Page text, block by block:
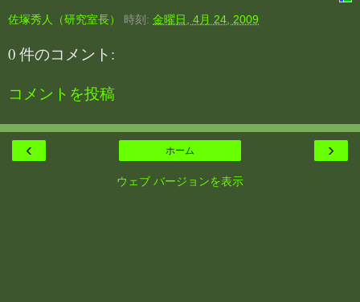
佐塚秀人（研究室長） 時刻: 金曜日, 4月 24, 2009
0 件のコメント:
コメントを投稿
‹ ›
ホーム
ウェブ バージョンを表示